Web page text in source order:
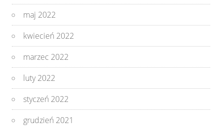
maj 2022
kwiecień 2022
marzec 2022
luty 2022
styczeń 2022
grudzień 2021